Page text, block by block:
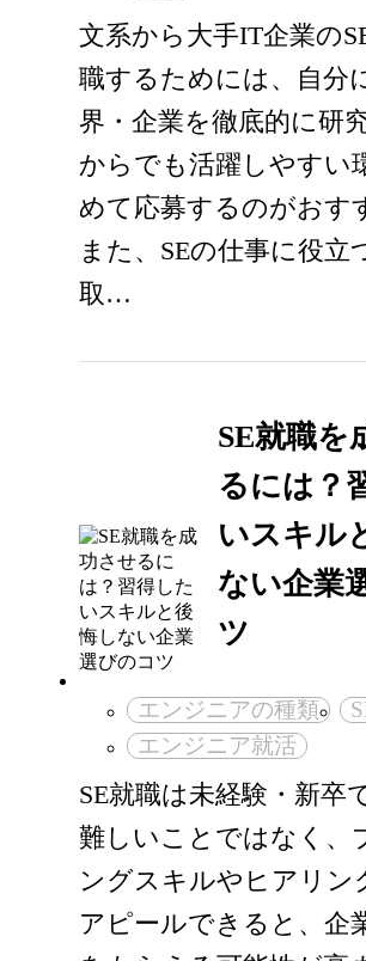
文系から大手IT企業の
職するためには、自分
界・企業を徹底的に研
からでも活躍しやすい
めて応募するのがおす
また、SEの仕事に役立
取…
SE就職を
るには？
いスキル
ない企業
ツ
エンジニアの種類
エンジニア就活
SE就職は未経験・新卒
難しいことではなく、
ングスキルやヒアリン
アピールできると、企